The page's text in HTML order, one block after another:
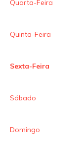
Quarta-Feira
Quinta-Feira
Sexta-Feira
Sábado
Domingo